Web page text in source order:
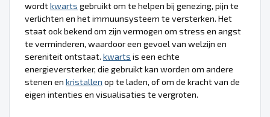
wordtkwarts gebruikt om te helpen bij genezing, pijn te
verlichten en het immuunsysteem te versterken. Het
staat ook bekend om zijn vermogen om stress en angst
te verminderen, waardoor een gevoel van welzijn en
sereniteit ontstaat. kwarts is een echte
energieversterker, die gebruikt kan worden om andere
stenen en kristallen op te laden, of om de kracht van de
eigen intenties en visualisaties te vergroten.